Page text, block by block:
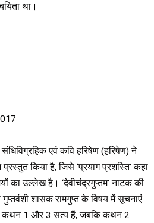
था।
एवं कवि हरिषेण (हरिषेण) ने
किया है, जिसे ‘प्रयाग प्रशस्ति’ कहा
का उल्लेख है। ‘देवीचंद्रगुप्तम’ नाटक की
शासक रामगुप्त के विषय में सूचनाएं
कथन 1 और 3 सत्य हैं, जबकि कथन 2